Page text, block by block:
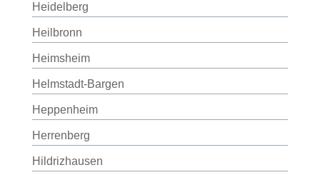
Heidelberg
Heilbronn
Heimsheim
Helmstadt-Bargen
Heppenheim
Herrenberg
Hildrizhausen